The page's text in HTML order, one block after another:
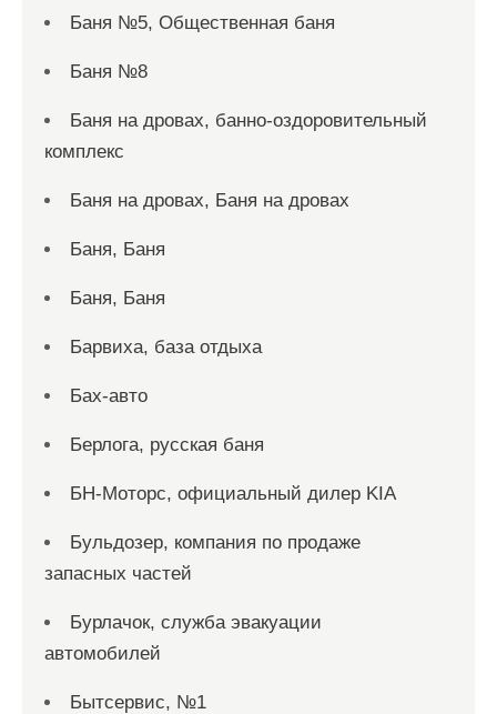
Баня №5, Общественная баня
Баня №8
Баня на дровах, банно-оздоровительный
комплекс
Баня на дровах, Баня на дровах
Баня, Баня
Баня, Баня
Барвиха, база отдыха
Бах-авто
Берлога, русская баня
БН-Моторс, официальный дилер KIA
Бульдозер, компания по продаже
запасных частей
Бурлачок, служба эвакуации
автомобилей
Бытсервис, №1